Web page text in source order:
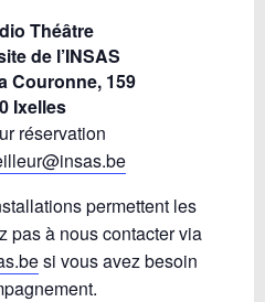
Théâtre
de l’INSAS
Couronne, 159
Ixelles
réservation
permettent les
pas à nous contacter via
si vous avez besoin